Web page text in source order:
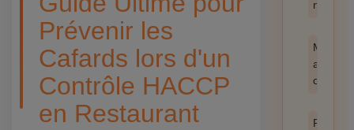
Prévenir les
Cafards lors d'un
Contrôle HACCP
en Restaurant
anti-
cafards